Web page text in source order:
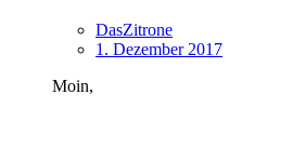
DasZitrone
1. Dezember 2017
Moin,